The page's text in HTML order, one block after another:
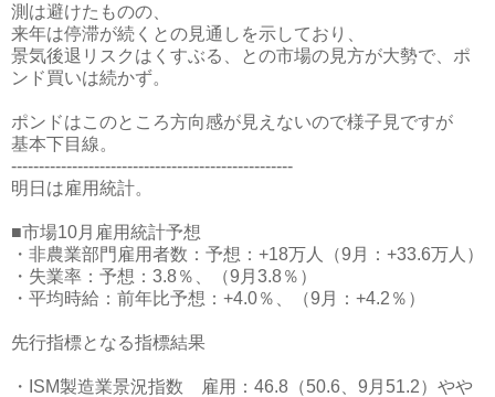
測は避けたものの、
来年は停滞が続くとの見通しを示しており、
景気後退リスクはくすぶる、との市場の見方が大勢で、ポ
ンド買いは続かず。
ポンドはこのところ方向感が見えないので様子見ですが
基本下目線。
---------------------------------------------------
明日は雇用統計。
■市場10月雇用統計予想
・非農業部門雇用者数：予想：+18万人（9月：+33.6万人）
・失業率：予想：3.8％、（9月3.8％）
・平均時給：前年比予想：+4.0％、（9月：+4.2％）
先行指標となる指標結果
・ISM製造業景況指数 雇用：46.8（50.6、9月51.2）やや